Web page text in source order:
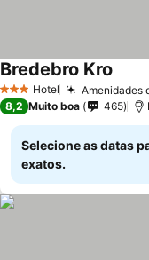
3 EstrelasHotel Amenidades
Bredebro Kro
8,2 Muito boa 465
Selecione as datas
exatos.